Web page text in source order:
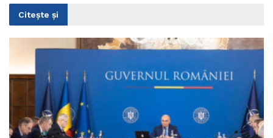
Citește și